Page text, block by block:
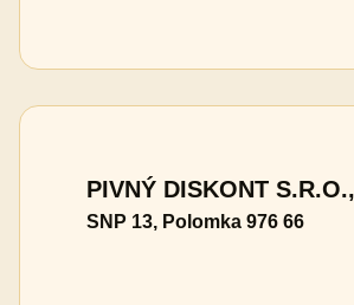
PIVNÝ DISKONT S.R.O.,
SNP 13, Polomka 976 66